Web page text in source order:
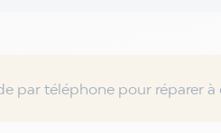
par téléphone pour réparer à